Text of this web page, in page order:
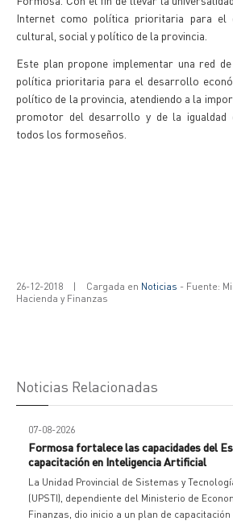
Internet como política prioritaria para el
cultural, social y político de la provincia.
Este plan propone implementar una red
política prioritaria para el desarrollo
político de la provincia, atendiendo a la
promotor del desarrollo y de la igualdad
todos los formoseños.
26-12-2018 | Cargada en Noticias - Fuente:
Hacienda y Finanzas
Noticias Relacionadas
07-08-2026
Formosa fortalece las capacidades del
capacitación en Inteligencia Artificial
La Unidad Provincial de Sistemas y
(UPSTI), dependiente del Ministerio de
Finanzas, dio inicio a un plan de